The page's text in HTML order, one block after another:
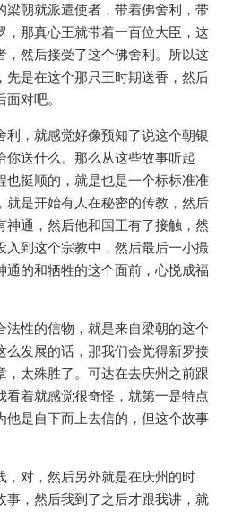
梁朝就派遣使者，带着佛舍利，带
，那真心王就带着一百位大臣，这
，然后接受了这个佛舍利。所以这
先是在这个那只王时期送香，然后
对吧。
，就感觉好像预知了说这个朝银
送什么。那么从这些故事听起
也挺顺的，就是也是一个标标准准
就是开始有人在秘密的传教，然后
通，然后他和国王有了接触，然
入到这个宗教中，然后最后一小撮
的和牺牲的这个面前，心悦成福
性的信物，就是来自梁朝的这个
么发展的话，那我们会觉得新罗接
，太殊胜了。可达在去庆州之前跟
着就感觉很奇怪，就第一是特点
他是自下而上去信的，但这个故事
，对，然后另外就是在庆州的时
事，然后我到了之后才跟我讲，就